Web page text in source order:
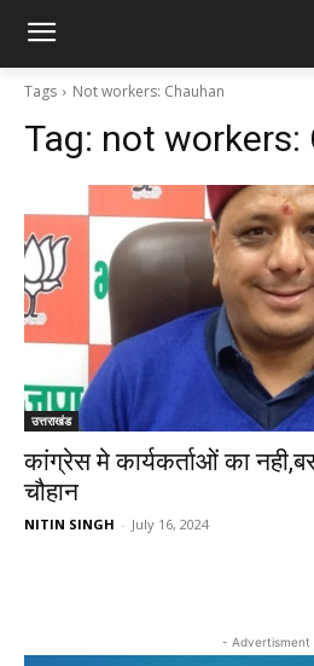
Tags Not workers: Chauhan
Tag: not workers:
उत्तराखंड
कांग्रेस मे कार्यकर्ताओं का
चौहान
NITIN SINGH - July 16, 2024
- Advertisment